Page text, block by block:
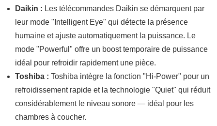
Daikin : Les télécommandes Daikin se démarquent par
leur mode "Intelligent Eye" qui détecte la présence
humaine et ajuste automatiquement la puissance. Le
mode "Powerful" offre un boost temporaire de puissance
idéal pour refroidir rapidement une pièce.
Toshiba : Toshiba intègre la fonction "Hi-Power" pour un
refroidissement rapide et la technologie "Quiet" qui réduit
considérablement le niveau sonore — idéal pour les
chambres à coucher.